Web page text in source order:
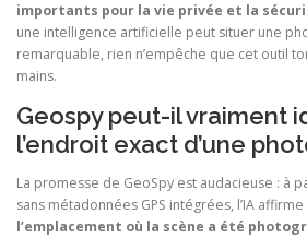
importants pour la vie privée et la
une intelligence artificielle peut situer une
remarquable, rien n’empêche que cet outil
mains.
Geospy peut-il vraiment
l’endroit exact d’une
La promesse de GeoSpy est audacieuse : à
sans métadonnées GPS intégrées, l’IA
l’emplacement où la scène a été